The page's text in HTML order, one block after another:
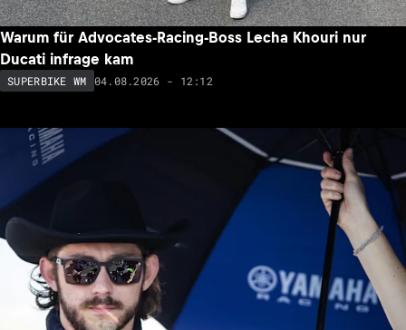
Warum für Advocates-Racing-Boss Lecha Khouri nur
Ducati infrage kam
SUPERBIKE WM 04.08.2026 - 12:12